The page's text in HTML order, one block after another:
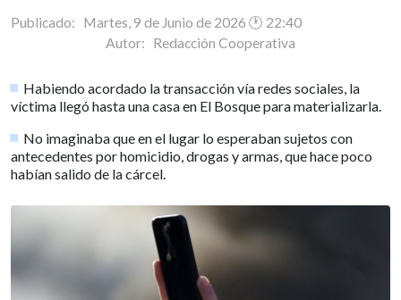
Publicado: Martes, 9 de Junio de 2026 🕐 22:40
Autor: Redacción Cooperativa
Habiendo acordado la transacción vía redes sociales, la
víctima llegó hasta una casa en El Bosque para materializarla.
No imaginaba que en el lugar lo esperaban sujetos con
antecedentes por homicidio, drogas y armas, que hace poco
habían salido de la cárcel.